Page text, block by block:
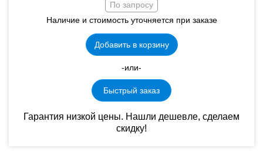
По запросу
Наличие и стоимость уточняется при заказе
Добавить в корзину
-или-
Быстрый заказ
Гарантия низкой цены. Нашли дешевле, сделаем
скидку!